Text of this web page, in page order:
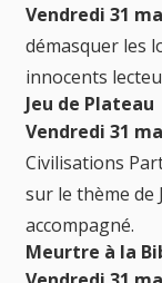
Vendredi 31
démasquer les
innocents
Jeu de Plateau
Vendredi 31
Civilisations
sur le thème de
accompagné.
Meurtre à la